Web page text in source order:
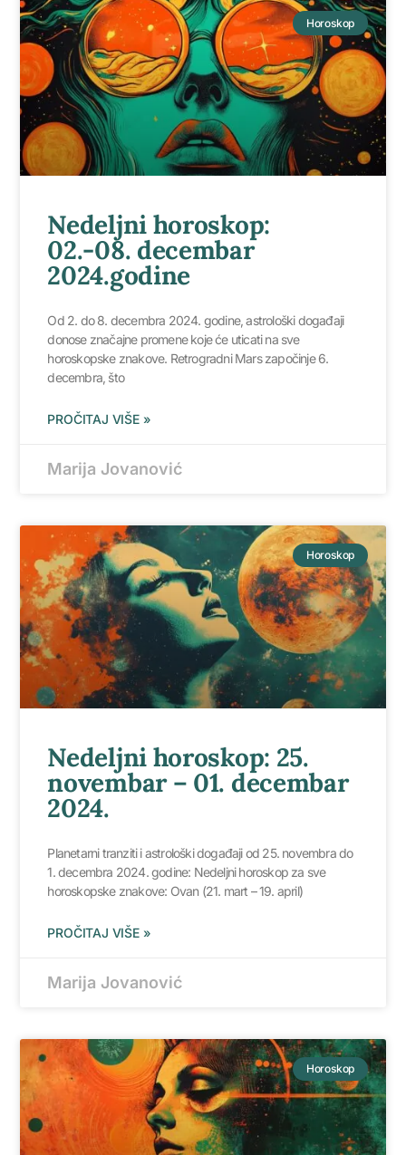
Horoskop
Nedeljni horoskop:
02.-08. decembar
2024.godine
Od 2. do 8. decembra 2024. godine, astrološki događaji
donose značajne promene koje će uticati na sve
horoskopske znakove. Retrogradni Mars započinje 6.
decembra, što
PROČITAJ VIŠE »
Marija Jovanović
Horoskop
Nedeljni horoskop: 25.
novembar – 01. decembar
2024.
Planetarni tranziti i astrološki događaji od 25. novembra do
1. decembra 2024. godine: Nedeljni horoskop za sve
horoskopske znakove: Ovan (21. mart – 19. april)
PROČITAJ VIŠE »
Marija Jovanović
Horoskop